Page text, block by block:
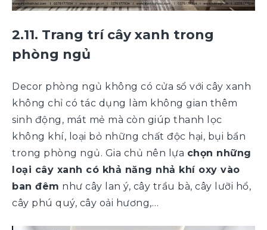
2.11. Trang trí cây xanh trong
phòng ngủ
Decor phòng ngủ không có cửa sổ với cây xanh
không chỉ có tác dụng làm không gian thêm
sinh động, mát mẻ mà còn giúp thanh lọc
không khí, loại bỏ những chất độc hại, bụi bẩn
trong phòng ngủ. Gia chủ nên lựa chọn những
loại cây xanh có khả năng nhả khí oxy vào
ban đêm như cây lan ý, cây trầu bà, cây lưỡi hổ,
cây phú quý, cây oải hương,…